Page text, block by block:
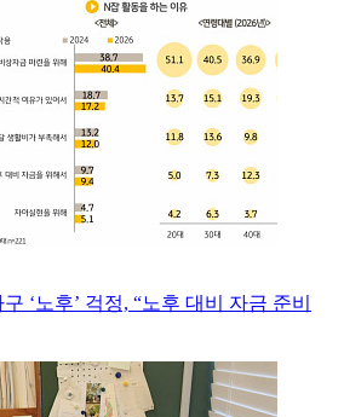
‘노후’ 걱정, “노후 대비 자금 준비